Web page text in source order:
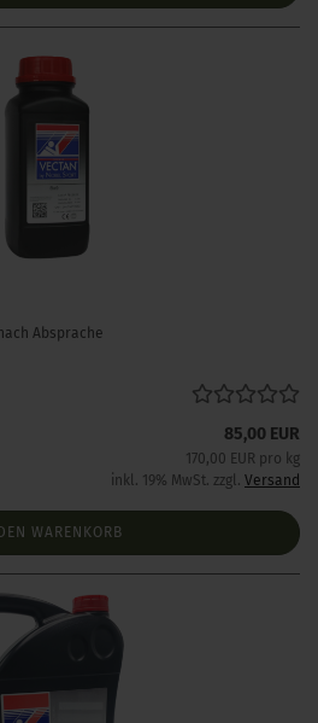
Absprache
85,00 EUR
170,00 EUR pro kg
inkl. 19% MwSt. zzgl. Versand
WARENKORB